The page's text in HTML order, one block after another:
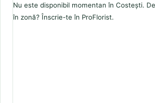
Nu este disponibil momentan în Costești.
în zonă? Înscrie-te în ProFlorist.